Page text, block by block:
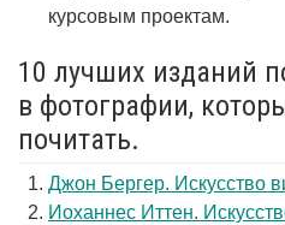
курсовым проектам.
10 лучших изданий
в фотографии,
почитать.
Джон Бергер. Искусство
Иоханнес Иттен.